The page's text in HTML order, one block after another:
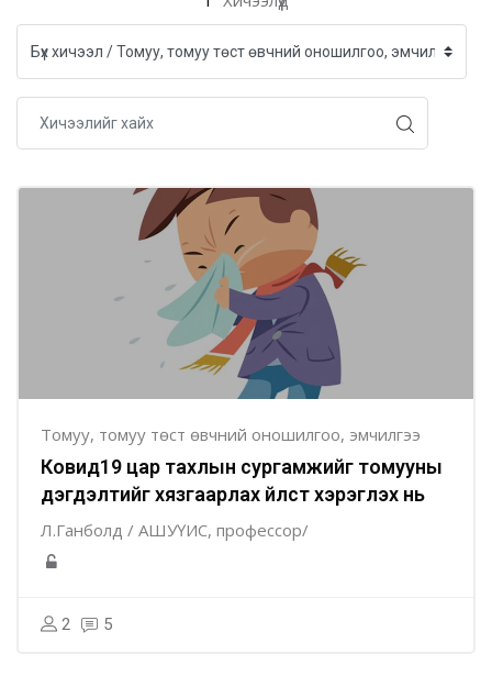
Томуу, томуу төст өвчний оношилгоо, эмчилгээ
Ковид19 цар тахлын сургамжийг томууны
дэгдэлтийг хязгаарлах үйлст хэрэглэх нь
Л.Ганболд / АШУҮИС, профессор/
2 5